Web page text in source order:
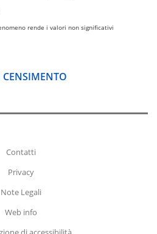
rende i valori non significativi
CENSIMENTO
Contatti
Privacy
Note Legali
Web info